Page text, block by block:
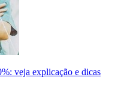
veja explicação e dicas